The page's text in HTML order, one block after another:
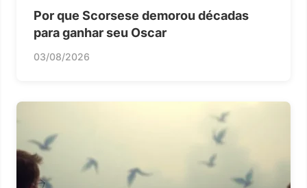
Por que Scorsese demorou décadas
para ganhar seu Oscar
03/08/2026